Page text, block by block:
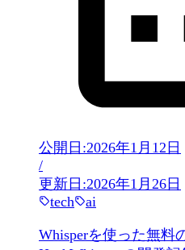
公開日:2026年1月12日
/
更新日:2026年1月26日
tech
ai
Whisperを使った無料